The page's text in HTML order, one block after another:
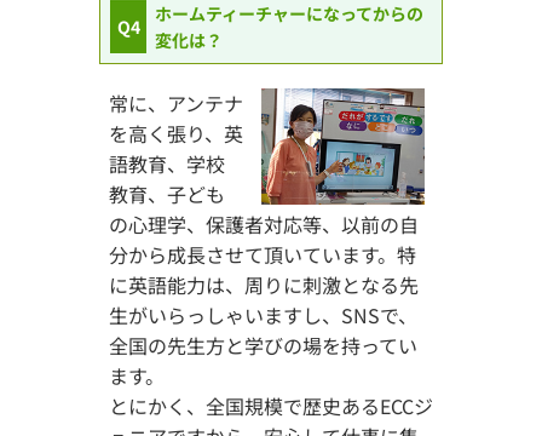
Q4
ホームティーチャーになってからの
変化は？
常に、アンテナ
を高く張り、英
語教育、学校
教育、子ども
の心理学、保護者対応等、以前の自
分から成長させて頂いています。特
に英語能力は、周りに刺激となる先
生がいらっしゃいますし、SNSで、
全国の先生方と学びの場を持ってい
ます。
とにかく、全国規模で歴史あるECCジ